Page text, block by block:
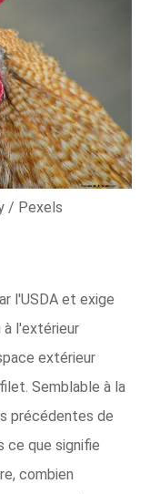
/ Pexels
l'USDA et exige
à l'extérieur
extérieur
Semblable à la
précédentes de
ce que signifie
combien